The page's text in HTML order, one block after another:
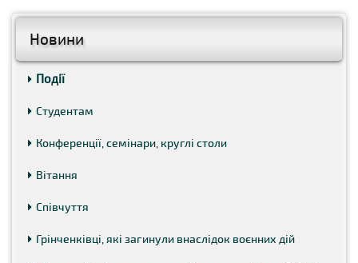
Новини
Події
Студентам
Конференції, семінари, круглі столи
Вітання
Співчуття
Грінченківці, які загинули внаслідок воєнних дій